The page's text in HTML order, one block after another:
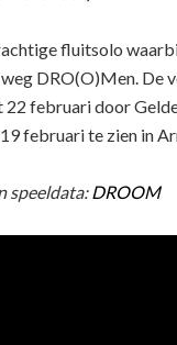
fluitsolo
weg DRO(O)Men. De
22 februari door
februari te zien in
speeldata:DROOM